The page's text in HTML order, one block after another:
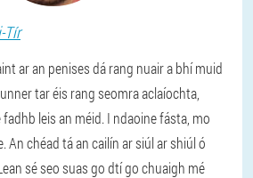
Tír
ar an penises dá rang nuair a bhí muid
tar éis rang seomra aclaíochta,
leis an méid. I ndaoine fásta, mo
An chéad tá an cailín ar siúl ar shiúl ó
sé seo suas go dtí go chuaigh mé